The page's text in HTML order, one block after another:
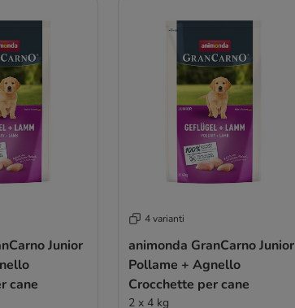
Junior
cane
4 varianti
animonda GranCarno Junior
Pollame + Agnello
Crocchette per cane
2 x 4 kg